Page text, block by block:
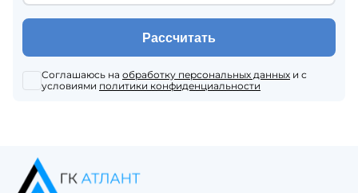
Рассчитать
Соглашаюсь на обработку персональных данных и с
условиями политики конфиденциальности